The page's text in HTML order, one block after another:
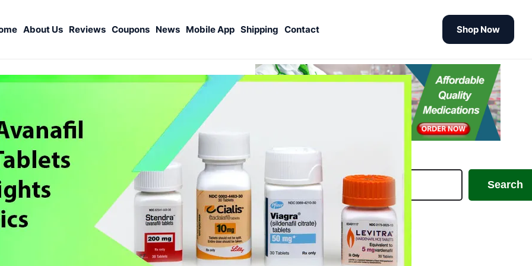
About Us Reviews Coupons News Mobile App Shipping Contact Shop Now
Search
Antibiotiques
ED Meds
Healthcare